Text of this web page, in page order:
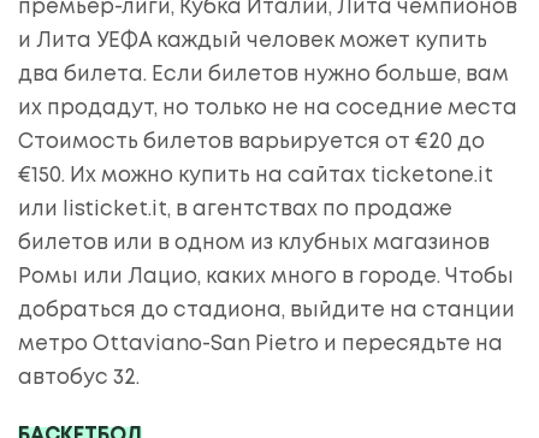
премьер-лиги, Кубка Италии, Лита чемпионов
и Лита УЕФА каждый человек может купить
два билета. Если билетов нужно больше, вам
их продадут, но только не на соседние места
Стоимость билетов варьируется от €20 до
€150. Их можно купить на сайтах ticketone.it
или listicket.it, в агентствах по продаже
билетов или в одном из клубных магазинов
Ромы или Лацио, каких много в городе. Чтобы
добраться до стадиона, выйдите на станции
метро Ottaviano-San Pietro и пересядьте на
автобус 32.